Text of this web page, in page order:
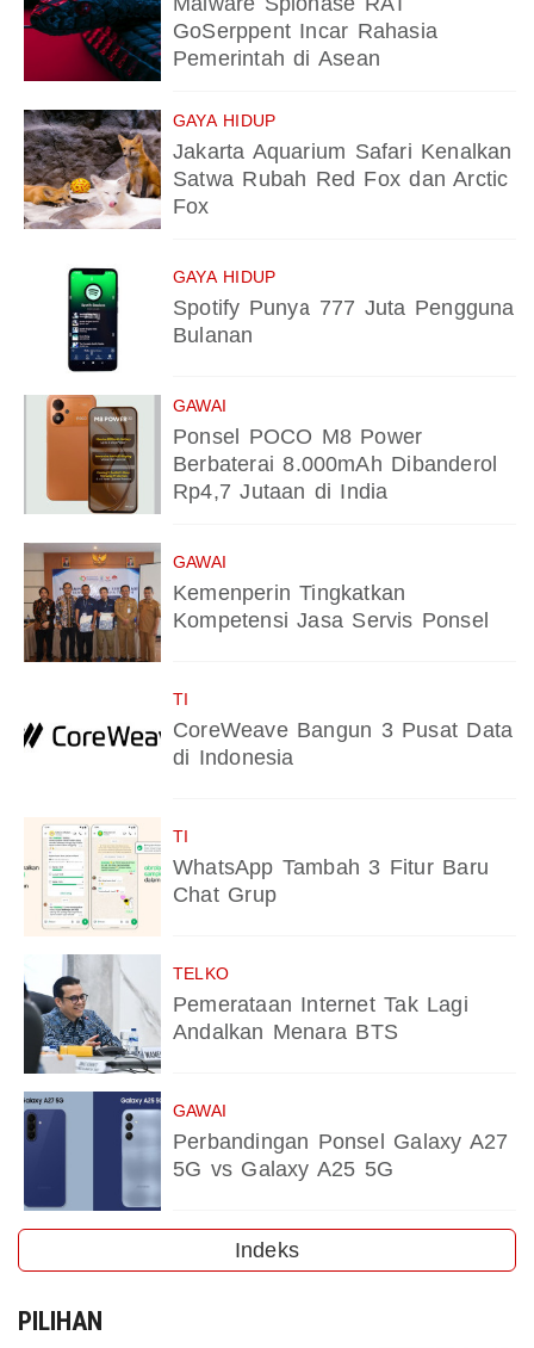
GoSerppent Incar Rahasia
Pemerintah di Asean
GAYA HIDUP
Jakarta Aquarium Safari Kenalkan
Satwa Rubah Red Fox dan Arctic
Fox
GAYA HIDUP
Spotify Punya 777 Juta Pengguna
Bulanan
GAWAI
Ponsel POCO M8 Power
Berbaterai 8.000mAh Dibanderol
Rp4,7 Jutaan di India
GAWAI
Kemenperin Tingkatkan
Kompetensi Jasa Servis Ponsel
TI
CoreWeave Bangun 3 Pusat Data
di Indonesia
TI
WhatsApp Tambah 3 Fitur Baru
Chat Grup
TELKO
Pemerataan Internet Tak Lagi
Andalkan Menara BTS
GAWAI
Perbandingan Ponsel Galaxy A27
5G vs Galaxy A25 5G
Indeks
PILIHAN